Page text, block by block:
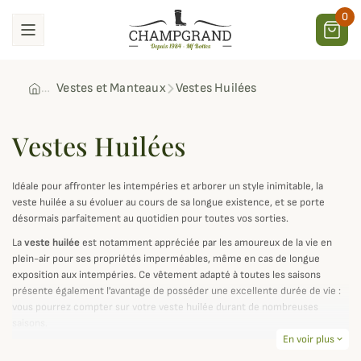
0
Vestes et Manteaux Vestes Huilées
Vestes Huilées
Idéale pour affronter les intempéries et arborer un style inimitable, la
veste huilée a su évoluer au cours de sa longue existence, et se porte
désormais parfaitement au quotidien pour toutes vos sorties.
Laveste huiléeest notamment appréciée par les amoureux de la vie en
plein-air pour ses propriétés imperméables, même en cas de longue
exposition aux intempéries. Ce vêtement adapté à toutes les saisons
présente également l'avantage de posséder une excellente durée de vie :
vous pourrez compter sur votre veste huilée durant de nombreuses
a un joli aspect patiné qui s'adapte
En voir plus expand_more